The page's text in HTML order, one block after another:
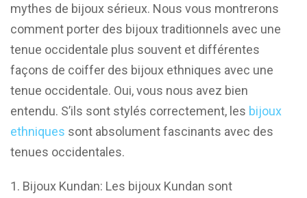
mythes de bijoux sérieux. Nous vous montrerons
comment porter des bijoux traditionnels avec une
tenue occidentale plus souvent et différentes
façons de coiffer des bijoux ethniques avec une
tenue occidentale. Oui, vous nous avez bien
entendu. S’ils sont stylés correctement, les bijoux
ethniques sont absolument fascinants avec des
tenues occidentales.
Bijoux Kundan: Les bijoux Kundan sont